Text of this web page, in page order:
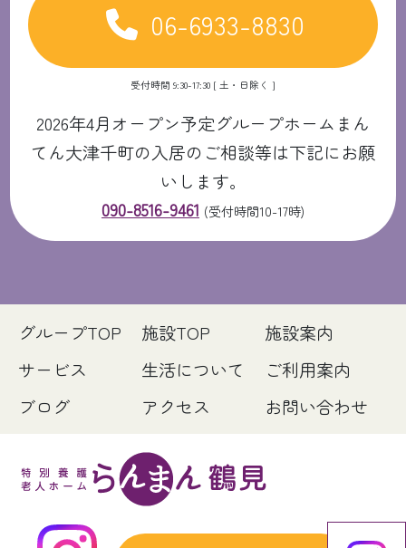
06-6933-8830
受付時間 9:30-17:30 [ 土・日除く ]
2026年4月オープン予定グループホームまん
てん大津千町の入居のご相談等は下記にお願
いします。
090-8516-9461 (受付時間10-17時)
グループTOP 施設TOP
施設案内
サービス
生活について
ご利用案内
ブログ
アクセス お問い合わせ